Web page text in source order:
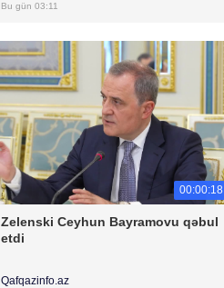
Bu gün 03:11
00:00:18
Zelenski Ceyhun Bayramovu qəbul
etdi
Qafqazinfo.az